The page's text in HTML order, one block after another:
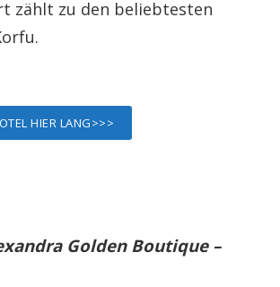
zählt zu den beliebtesten
HIER LANG>>>
Golden Boutique –